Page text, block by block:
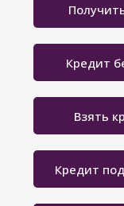
Кредит
Взять
Кредит